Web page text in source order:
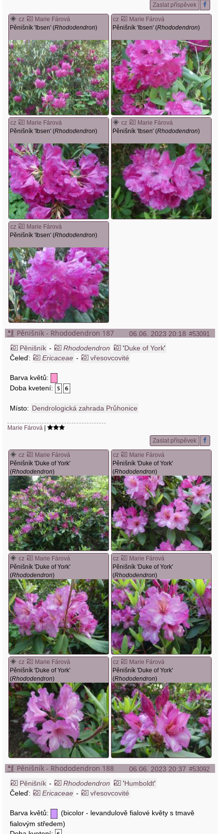
Zaslat příspěvek
cz
Marie Fárová
Pěnišník 'Ibsen' (Rhododendron)
cz
Marie Fárová
Pěnišník 'Ibsen' (Rhododendron)
cz
Marie Fárová
Pěnišník 'Ibsen' (Rhododendron)
cz
Marie Fárová
Pěnišník 'Ibsen' (Rhododendron)
cz
Marie Fárová
Pěnišník 'Ibsen' (Rhododendron)
06.06. 2023 20:18 #53091
Pěnišník - Rhododendron 187
Pěnišník - Rhododendron 'Duke of York'
Čeleď:
Ericaceae - vřesovcovité
Barva květů:
Doba kvetení:
Místo: Dendrologická zahrada Průhonice
Marie Fárová
Zaslat příspěvek
cz
Marie Fárová
Pěnišník 'Duke of York'
(Rhododendron)
cz
Marie Fárová
Pěnišník 'Duke of York'
(Rhododendron)
cz
Marie Fárová
Pěnišník 'Duke of York'
(Rhododendron)
cz
Marie Fárová
Pěnišník 'Duke of York'
(Rhododendron)
cz
Marie Fárová
Pěnišník 'Duke of York'
(Rhododendron)
cz
Marie Fárová
Pěnišník 'Duke of York'
(Rhododendron)
06.06. 2023 20:37 #53092
Pěnišník - Rhododendron 188
Pěnišník - Rhododendron 'Humboldt'
Čeleď:
Ericaceae - vřesovcovité
Barva květů:
(bicolor - levandulově fialové květy s tmavě
fialovým středem)